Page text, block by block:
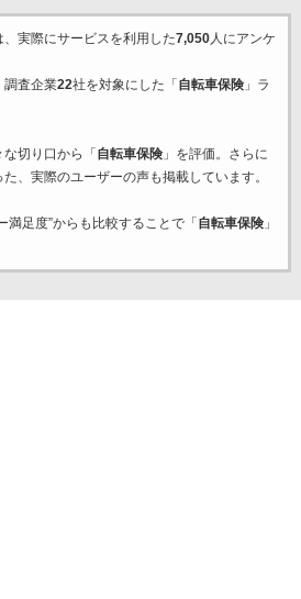
実際にサービスを利用した7,050人にアンケ
調査企業22社を対象にした「 自転車保険」ラ
切り口から「 自転車保険」を評価。さらに
、実際のユーザーの声も掲載しています。
満足度”からも比較することで「 自転車保険」